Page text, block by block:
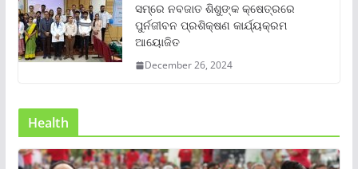
ସମ୍‌ରେ ନବଜାତ ଶିଶୁଙ୍କ କ୍ଷେତ୍ରରେ
ପୁର୍ନଜୀବନ ପ୍ରଶିକ୍ଷଣ କାର୍ଯ୍ୟକ୍ରମ
ଆୟୋଜିତ
December 26, 2024
Health